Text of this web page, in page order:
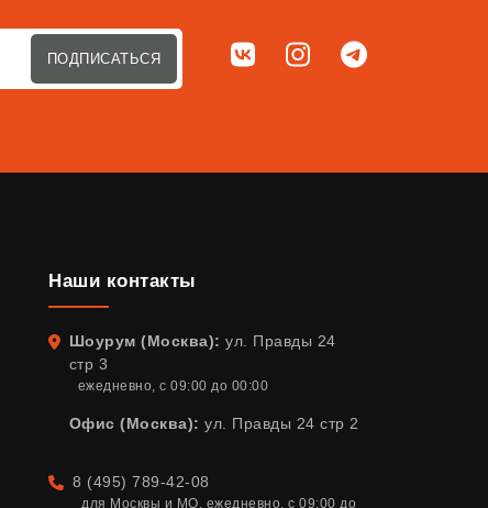
ПОДПИСАТЬСЯ Мы в соц. сетях
ВКонтактеInstagramTelegram
Наши контакты
Адрес
Шоурум (Москва): ул. Правды 24
стр 3
ежедневно, с 09:00 до 00:00
Офис (Москва): ул. Правды 24 стр 2
Телефон
8 (495) 789-42-08
для Москвы и МО. ежедневно, с 09:00 до